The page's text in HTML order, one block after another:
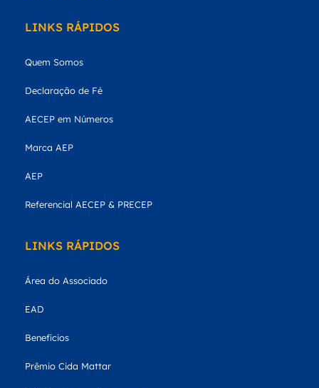
LINKS RÁPIDOS
Quem Somos
Declaração de Fé
AECEP em Números
Marca AEP
AEP
Referencial AECEP & PRECEP
LINKS RÁPIDOS
Área do Associado
EAD
Benefícios
Prêmio Cida Mattar